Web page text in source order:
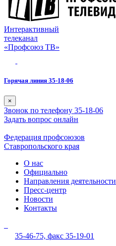
Интерактивный
телеканал
«Профсоюз ТВ»
Горячая линия 35-18-06
×
Звонок по телефону 35-18-06
Задать вопрос онлайн
Федерация профсоюзов
Ставропольского края
О нас
Официально
Направления деятельности
Пресс-центр
Новости
Контакты
35-46-75, факс 35-19-01